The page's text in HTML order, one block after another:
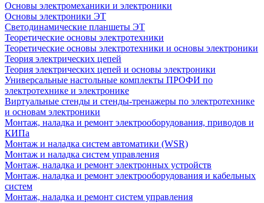
Основы электромеханики и электроники
Основы электроники ЭТ
Светодинамические планшеты ЭТ
Теоретические основы электротехники
Теоретические основы электротехники и основы электроники
Теория электрических цепей
Теория электрических цепей и основы электроники
Универсальные настольные комплекты ПРОФИ по
электротехнике и электронике
Виртуальные стенды и стенды-тренажеры по электротехнике
и основам электроники
Монтаж, наладка и ремонт электрооборудования, приводов и
КИПа
Монтаж и наладка систем автоматики (WSR)
Монтаж и наладка систем управления
Монтаж, наладка и ремонт электронных устройств
Монтаж, наладка и ремонт электрооборудования и кабельных
систем
Монтаж, наладка и ремонт систем управления